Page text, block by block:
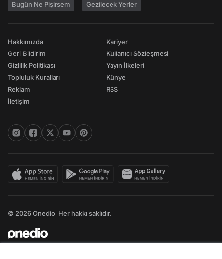
Bugün Ne Pişirsem Gezilecek Yerler
Hakkımızda
Geri Bildirim
Gizlilik Politikası
Topluluk Kuralları
Reklam
İletişim
Kariyer
Kullanıcı Sözleşmesi
Yayın İlkeleri
Künye
RSS
© 2026 Onedio. Her hakkı saklıdır.